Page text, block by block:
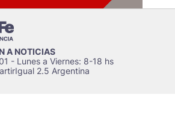
A NOTICIAS
- Lunes a Viernes: 8-18 hs
2.5 Argentina